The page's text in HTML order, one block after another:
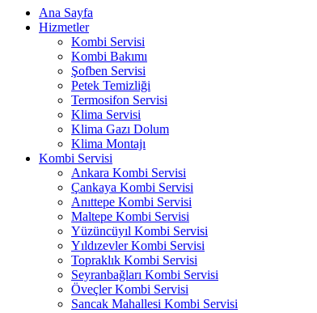
Ana Sayfa
Hizmetler
Kombi Servisi
Kombi Bakımı
Şofben Servisi
Petek Temizliği
Termosifon Servisi
Klima Servisi
Klima Gazı Dolum
Klima Montajı
Kombi Servisi
Ankara Kombi Servisi
Çankaya Kombi Servisi
Anıttepe Kombi Servisi
Maltepe Kombi Servisi
Yüzüncüyıl Kombi Servisi
Yıldızevler Kombi Servisi
Topraklık Kombi Servisi
Seyranbağları Kombi Servisi
Öveçler Kombi Servisi
Sancak Mahallesi Kombi Servisi